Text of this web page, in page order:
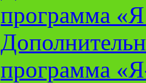
программа «Я
программа